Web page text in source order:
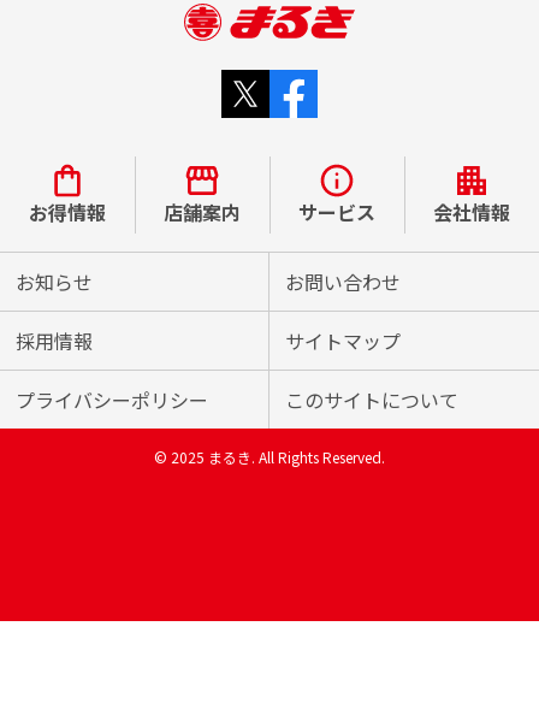
お得情報 店舗案内 サービス 会社情報
お知らせ お問い合わせ
採用情報 サイトマップ
プライバシーポリシー このサイトについて
© 2025 まるき. All Rights Reserved.